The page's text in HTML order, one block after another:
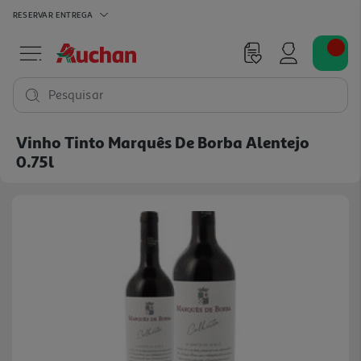
RESERVAR ENTREGA
Pesquisar
Vinho Tinto Marquês De Borba Alentejo
0.75l